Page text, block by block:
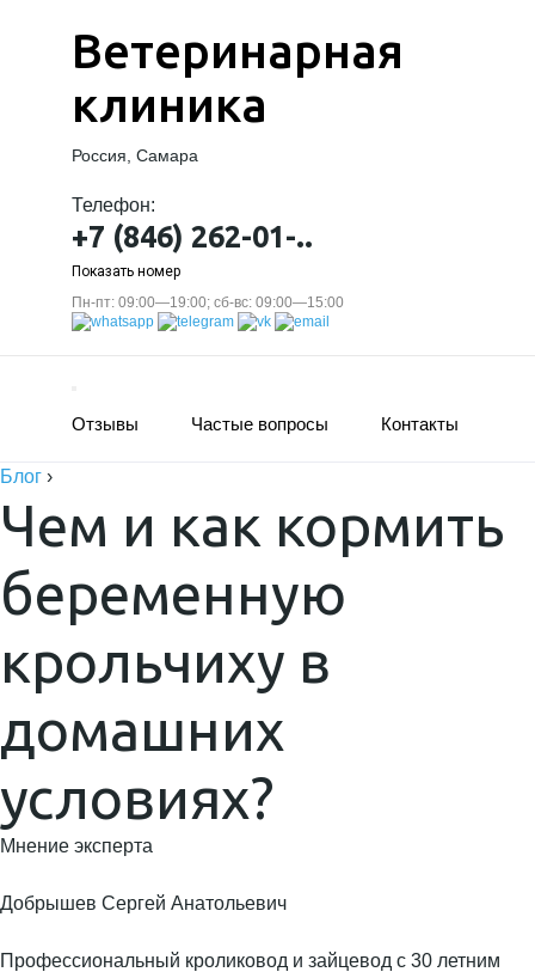
Ветеринарная
клиника
Россия, Самара
Телефон:
+7 (846) 262-01-..
Показать номер
Пн-пт: 09:00—19:00; сб-вс: 09:00—15:00
Отзывы Частые вопросы Контакты
Блог ›
Чем и как кормить
беременную
крольчиху в
домашних
условиях?
Мнение эксперта
Добрышев Сергей Анатольевич
Профессиональный кроликовод и зайцевод с 30 летним